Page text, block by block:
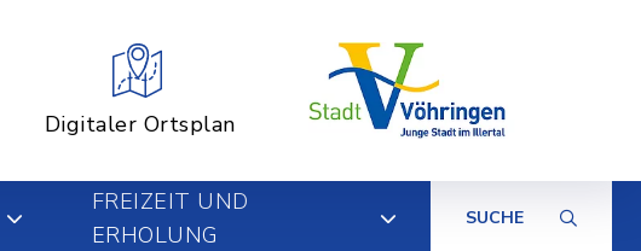
Digitaler Ortsplan
FREIZEIT UND
ERHOLUNG
SUCHE